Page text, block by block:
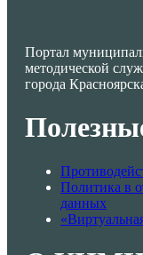
Портал
методической
города
Политика в
данных